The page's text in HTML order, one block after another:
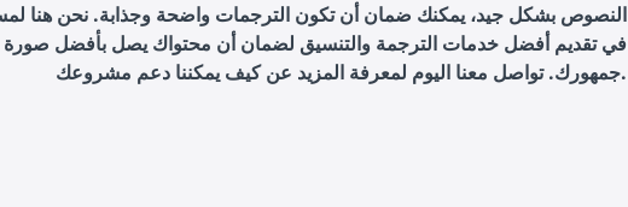
النصوص بشكل جيد، يمكنك ضمان أن تكون الترجمات واضحة وجذابة. نحن هنا
في تقديم أفضل خدمات الترجمة والتنسيق لضمان أن محتواك يصل بأفضل صورة
جمهورك. تواصل معنا اليوم لمعرفة المزيد عن كيف يمكننا دعم مشروعك.